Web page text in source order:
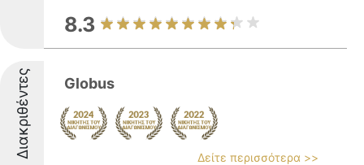
8.3
Διακριθέντες Globus
Δείτε περισσότερα >>